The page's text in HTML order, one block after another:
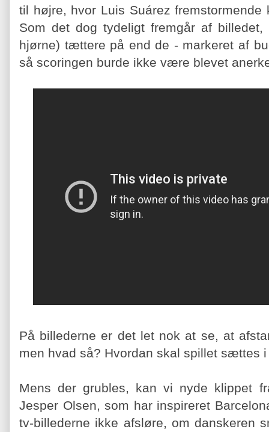
til højre, hvor Luis Suárez
Som det dog tydeligt fremgår af
hjørne) tættere på end de - markeret af
så scoringen burde ikke være blevet
På billederne er det let nok at se, at
men hvad så? Hvordan skal spillet sættes
Mens der grubles, kan vi nyde klippet
Jesper Olsen, som har inspireret
tv-billederne ikke afsløre, om danskeren